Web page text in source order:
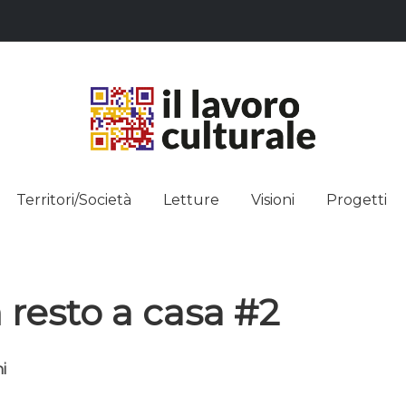
Territori/Società Letture Visioni Progetti
resto a casa #2